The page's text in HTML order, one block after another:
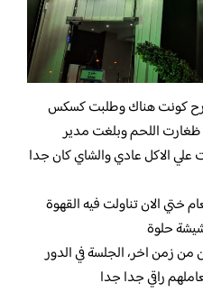
كونت هناك وطلبت كسكس
ظغارت اللحم وبلغت مدير
الاكل عادي والشاي كان جدا
ختي الان تناولت فيه القهوة
حلوة
زمن اخر، الجلسة في الدور
راقي جدا جدا